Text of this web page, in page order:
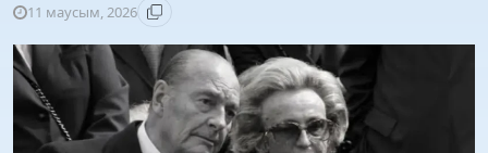
11 маусым, 2026